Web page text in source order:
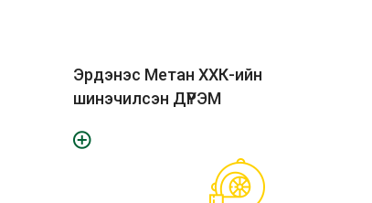
Эрдэнэс Метан ХХК-ийн
шинэчилсэн ДҮРЭМ